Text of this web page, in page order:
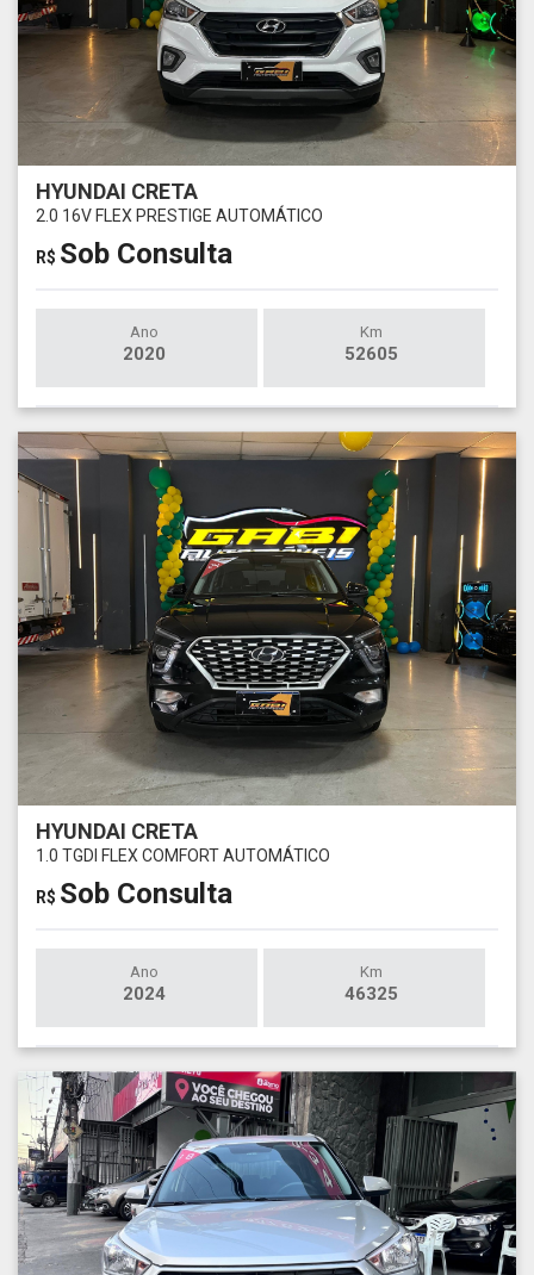
HYUNDAI CRETA
2.0 16V FLEX PRESTIGE AUTOMÁTICO
R$ Sob Consulta
Ano
2020
Km
52605
HYUNDAI CRETA
1.0 TGDI FLEX COMFORT AUTOMÁTICO
R$ Sob Consulta
Ano
2024
Km
46325